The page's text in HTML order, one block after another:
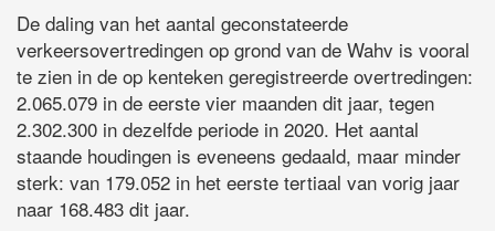
De daling van het aantal geconstateerde
verkeersovertredingen op grond van de Wahv is vooral
te zien in de op kenteken geregistreerde overtredingen:
2.065.079 in de eerste vier maanden dit jaar, tegen
2.302.300 in dezelfde periode in 2020. Het aantal
staande houdingen is eveneens gedaald, maar minder
sterk: van 179.052 in het eerste tertiaal van vorig jaar
naar 168.483 dit jaar.